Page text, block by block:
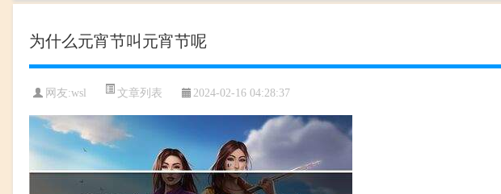
为什么元宵节叫元宵节呢
网友:wsl 文章列表 2024-02-16 04:28:37